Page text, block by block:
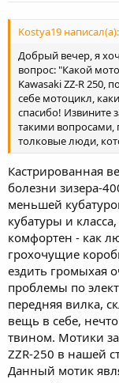
Kostya19 написал(а):
Добрый вечер, я
вопрос: "Какой
Kawasaki ZZ-R 250,
себе мотоцикл,
спасибо! Извините
такими вопросами,
толковые люди,
Кастрированная
болезни зизера-
меньшей
кубатуры и
комфортен - как
грохочущие
ездить громыхая
проблемы по
передняя вилка,
вещь в себе,
твином. Мотики
ZZR-250 в нашей
Данный мотик